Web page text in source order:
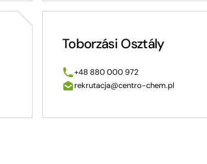
Toborzási Osztály
+48 880 000 972
rekrutacja@centro-chem.pl